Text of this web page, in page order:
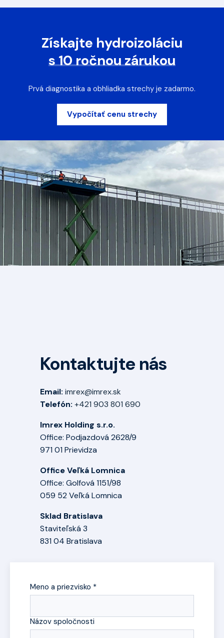
Získajte hydroizoláciu
s 10 ročnou zárukou
Prvá diagnostika a obhliadka strechy je zadarmo.
Vypočítať cenu strechy
Kontaktujte nás
Email: imrex@imrex.sk
Telefón: +421 903 801 690
Imrex Holding s.r.o.
Office: Podjazdová 2628/9
971 01 Prievidza
Office Veľká Lomnica
Office: Golfová 1151/98
059 52 Veľká Lomnica
Sklad Bratislava
Staviteľská 3
831 04 Bratislava
Meno a priezvisko *
Názov spoločnosti